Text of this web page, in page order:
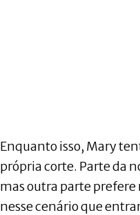
Enquanto isso, Mary
própria corte. Parte da
mas outra parte
nesse cenário que